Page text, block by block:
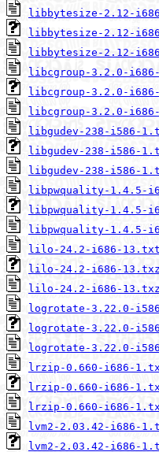
libbytesize-2.12-
libbytesize-2.12-
libbytesize-2.12-
libcgroup-3.2.0-
libcgroup-3.2.0-
libcgroup-3.2.0-
libgudev-238-i586-
libgudev-238-i586-
libgudev-238-i586-
libpwquality-1.4.5-
libpwquality-1.4.5-
libpwquality-1.4.5-
lilo-24.2-i686-13.txt
lilo-24.2-i686-13.txz
lilo-24.2-i686-
logrotate-3.22.0-
logrotate-3.22.0-
logrotate-3.22.0-
lrzip-0.660-i686-
lrzip-0.660-i686-
lrzip-0.660-i686-
lvm2-2.03.42-i686-
lvm2-2.03.42-i686-